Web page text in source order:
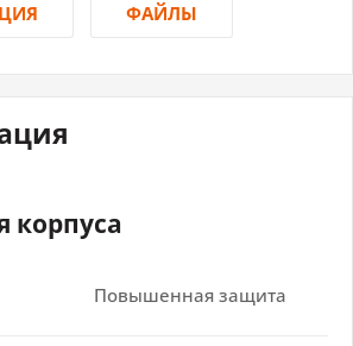
ФАЙЛЫ
корпуса
Повышенная защита